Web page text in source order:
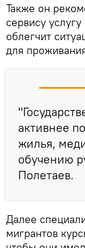
Также он
сервису
облегчит
для
активнее
жилья,
обучению
Полетаев.
Далее
мигрантов